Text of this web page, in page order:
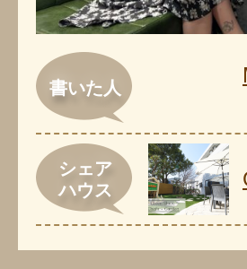
書いた人
シェア
ハウス